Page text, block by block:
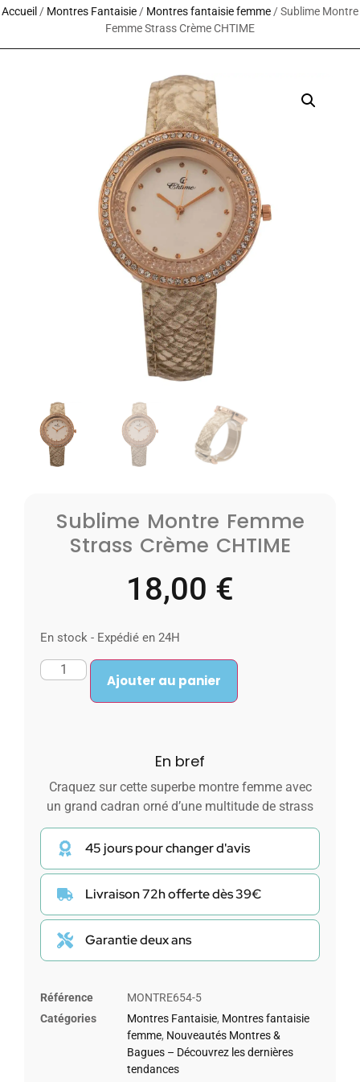
Accueil / Montres Fantaisie / Montres fantaisie femme / Sublime Montre
Femme Strass Crème CHTIME
Sublime Montre Femme
Strass Crème CHTIME
18,00 €
En stock - Expédié en 24H
Ajouter au panier
En bref
Craquez sur cette superbe montre femme avec
un grand cadran orné d’une multitude de strass
45 jours pour changer d'avis
Livraison 72h offerte dès 39€
Garantie deux ans
Référence
MONTRE654-5
Catégories
Montres Fantaisie, Montres fantaisie
femme, Nouveautés Montres &
Bagues – Découvrez les dernières
tendances